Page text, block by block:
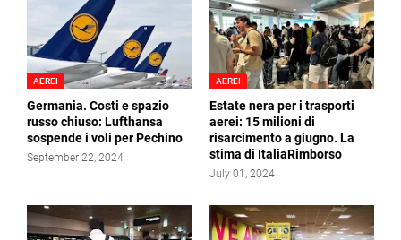
AEREI
Germania. Costi e spazio
russo chiuso: Lufthansa
sospende i voli per Pechino
September 22, 2024
AEREI
Estate nera per i trasporti
aerei: 15 milioni di
risarcimento a giugno. La
stima di ItaliaRimborso
July 01, 2024